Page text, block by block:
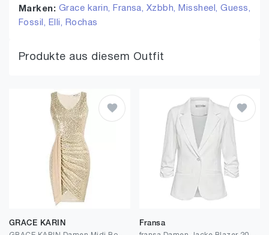
Marken: Grace karin, Fransa, Xzbbh, Missheel,Guess,
Fossil, Elli, Rochas
Produkte aus diesem Outfit
GRACE KARIN
Fransa